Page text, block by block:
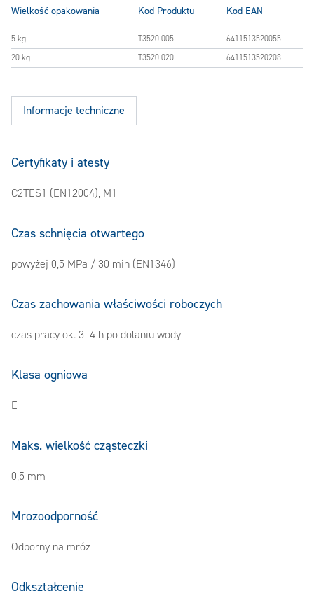
Wielkość opakowania Kod Produktu Kod EAN
5 kg T3520.005
6411513520055
20 kg
T3520.020 6411513520208
Informacje techniczne
Certyfikaty i atesty
C2TES1 (EN12004), M1
Czas schnięcia otwartego
powyżej 0,5 MPa / 30 min (EN1346)
Czas zachowania właściwości roboczych
czas pracy ok. 3–4 h po dolaniu wody
Klasa ogniowa
E
Maks. wielkość cząsteczki
0,5 mm
Mrozoodporność
Odporny na mróz
Odkształcenie